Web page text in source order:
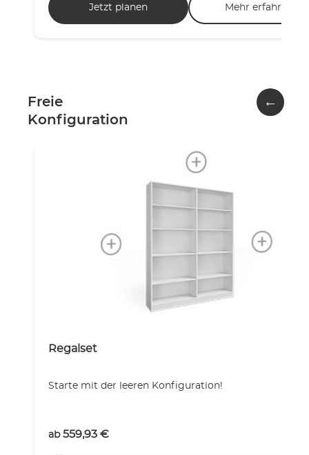
Jetzt planen Mehr erfahren
Freie
Konfiguration
Regalset
Starte mit der leeren Konfiguration!
ab 559,93 €
←